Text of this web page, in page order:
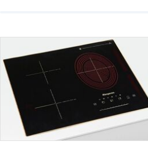
đơn vị phân phối với mức giá khá dễ
tiếp cận, thu hút sự quan tâm của
nhiều người tiêu dùng.